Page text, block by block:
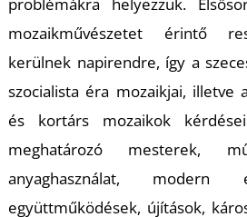
problémákra helyezzük.
mozaikművészetet érintő
kerülnek napirendre, így a
szocialista éra mozaikjai, illetve
és kortárs mozaikok
meghatározó mesterek,
anyaghasználat, modern
együttműködések, újítások,